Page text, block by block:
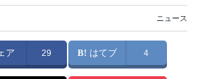
ニュース
ア 29 はてブ 4